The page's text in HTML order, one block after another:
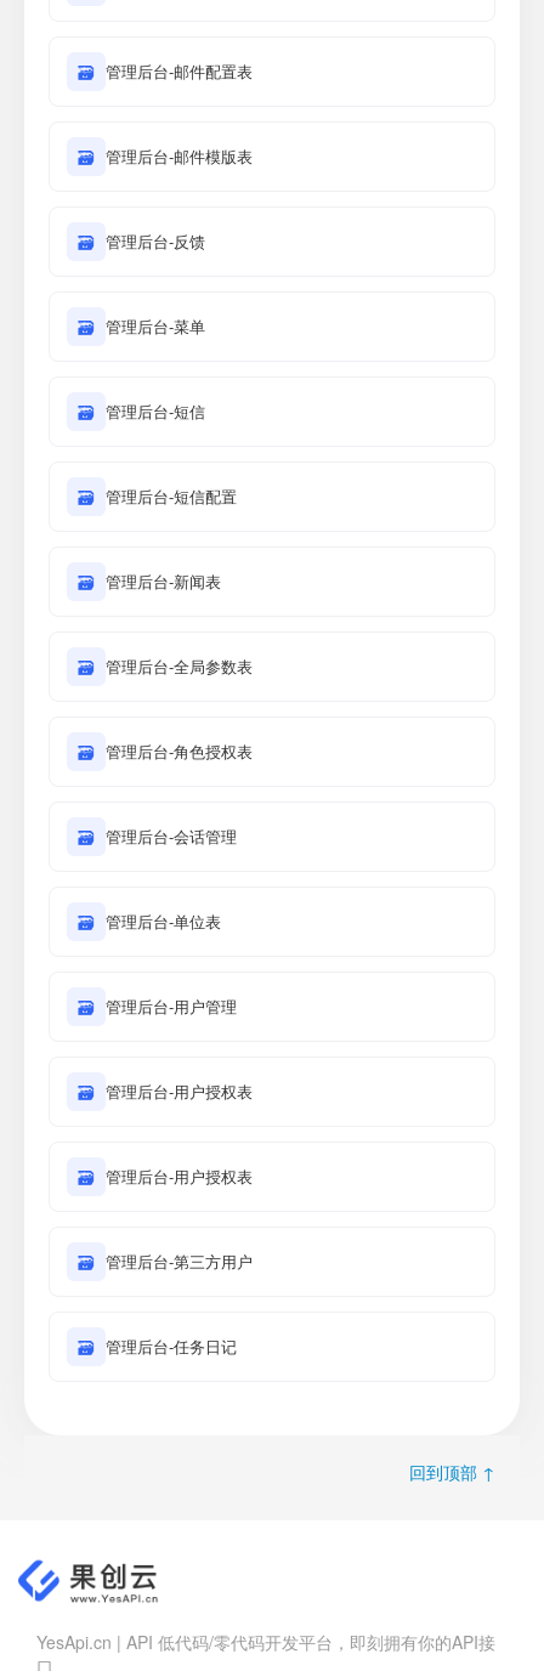
🗃 管理后台-邮件配置表
🗃 管理后台-邮件模版表
🗃 管理后台-反馈
🗃 管理后台-菜单
🗃 管理后台-短信
🗃 管理后台-短信配置
🗃 管理后台-新闻表
🗃 管理后台-全局参数表
🗃 管理后台-角色授权表
🗃 管理后台-会话管理
🗃 管理后台-单位表
🗃 管理后台-用户管理
🗃 管理后台-用户授权表
🗃 管理后台-用户授权表
🗃 管理后台-第三方用户
🗃 管理后台-任务日记
回到顶部 ↑
YesApi.cn | API 低代码/零代码开发平台，即刻拥有你的API接
口。